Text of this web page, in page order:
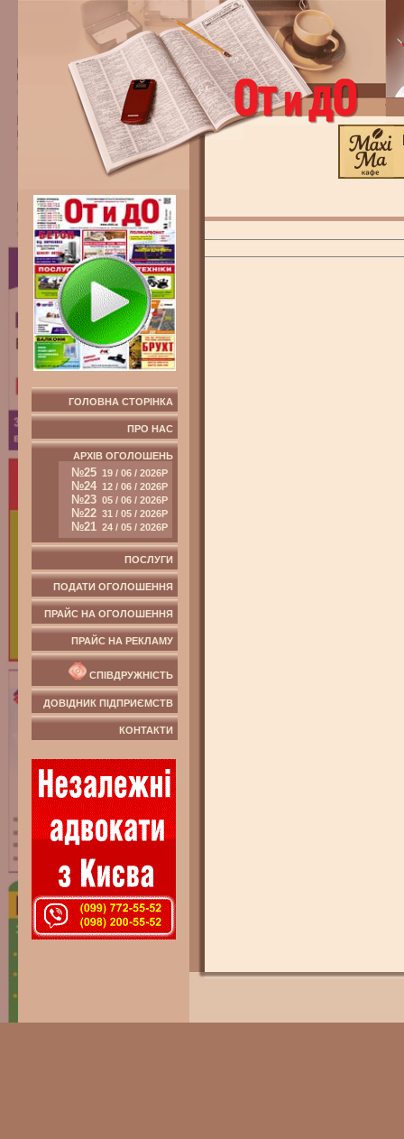
ГОЛОВНА СТОРІНКА
ПРО НАС
АРХІВ ОГОЛОШЕНЬ
№25 19 / 06 / 2026Р
№24 12 / 06 / 2026Р
№23 05 / 06 / 2026Р
№22 31 / 05 / 2026Р
№21 24 / 05 / 2026Р
ПОСЛУГИ
ПОДАТИ ОГОЛОШЕННЯ
ПРАЙС НА ОГОЛОШЕННЯ
ПРАЙС НА РЕКЛАМУ
СПІВДРУЖНІСТЬ
ДОВІДНИК ПІДПРИЄМСТВ
КОНТАКТИ